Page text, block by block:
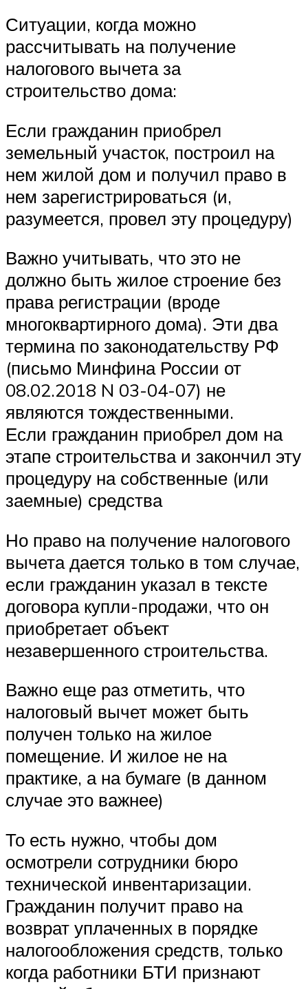
Ситуации, когда можно
рассчитывать на получение
налогового вычета за
строительство дома:
Если гражданин приобрел
земельный участок, построил на
нем жилой дом и получил право в
нем зарегистрироваться (и,
разумеется, провел эту процедуру)
Важно учитывать, что это не
должно быть жилое строение без
права регистрации (вроде
многоквартирного дома). Эти два
термина по законодательству РФ
(письмо Минфина России от
08.02.2018 N 03-04-07) не
являются тождественными.
Если гражданин приобрел дом на
этапе строительства и закончил эту
процедуру на собственные (или
заемные) средства
Но право на получение налогового
вычета дается только в том случае,
если гражданин указал в тексте
договора купли-продажи, что он
приобретает объект
незавершенного строительства.
Важно еще раз отметить, что
налоговый вычет может быть
получен только на жилое
помещение. И жилое не на
практике, а на бумаге (в данном
случае это важнее)
То есть нужно, чтобы дом
осмотрели сотрудники бюро
технической инвентаризации.
Гражданин получит право на
возврат уплаченных в порядке
налогообложения средств, только
когда работники БТИ признают